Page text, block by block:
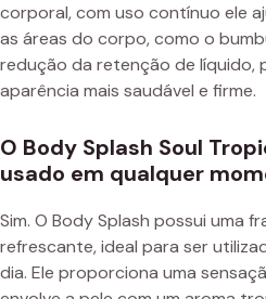
corporal, com uso contínuo ele
as áreas do corpo, como o
redução da retenção de líquido,
aparência mais saudável e firme.
O Body Splash Soul
usado em qualquer
Sim. O Body Splash possui uma
refrescante, ideal para ser
dia. Ele proporciona uma